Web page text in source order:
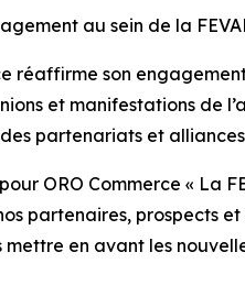
au sein de la
réaffirme son
et manifestations de
partenariats et
ORO Commerce «
partenaires, prospects
en avant les